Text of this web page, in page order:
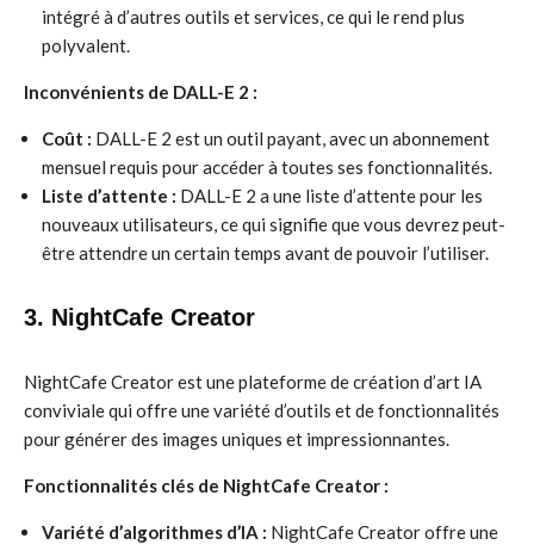
intégré à d’autres outils et services, ce qui le rend plus
polyvalent.
Inconvénients de DALL-E 2 :
Coût : DALL-E 2 est un outil payant, avec un abonnement
mensuel requis pour accéder à toutes ses fonctionnalités.
Liste d’attente : DALL-E 2 a une liste d’attente pour les
nouveaux utilisateurs, ce qui signifie que vous devrez peut-
être attendre un certain temps avant de pouvoir l’utiliser.
3. NightCafe Creator
NightCafe Creator est une plateforme de création d’art IA
conviviale qui offre une variété d’outils et de fonctionnalités
pour générer des images uniques et impressionnantes.
Fonctionnalités clés de NightCafe Creator :
Variété d’algorithmes d’IA : NightCafe Creator offre une